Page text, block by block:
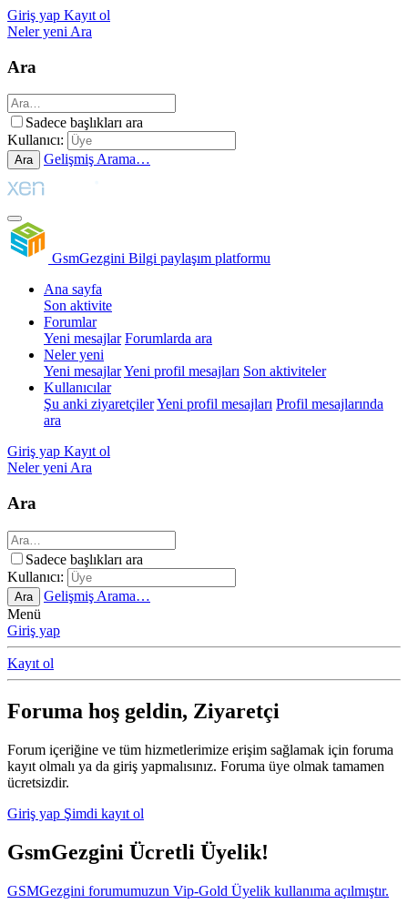
Giriş yap Kayıt ol
Neler yeni Ara
Ara
Sadece başlıkları ara
Kullanıcı:
Ara Gelişmiş Arama…
GsmGezgini Bilgi paylaşım platformu
Ana sayfa
Son aktivite
Forumlar
Yeni mesajlar Forumlarda ara
Neler yeni
Yeni mesajlarYeni profil mesajları Son aktiviteler
Kullanıcılar
Şu anki ziyaretçilerYeni profil mesajları Profil mesajlarında
ara
Giriş yap Kayıt ol
Neler yeniAra
Ara
Sadece başlıkları ara
Kullanıcı:
Ara
Gelişmiş Arama…
Menü
Giriş yap
Kayıt ol
Foruma hoş geldin, Ziyaretçi
Forum içeriğine ve tüm hizmetlerimize erişim sağlamak için foruma
kayıt olmalı ya da giriş yapmalısınız. Foruma üye olmak tamamen
ücretsizdir.
Giriş yap Şimdi kayıt ol
GsmGezgini Ücretli Üyelik!
GSMGezgini forumumuzun Vip-Gold Üyelik kullanıma açılmıştır.